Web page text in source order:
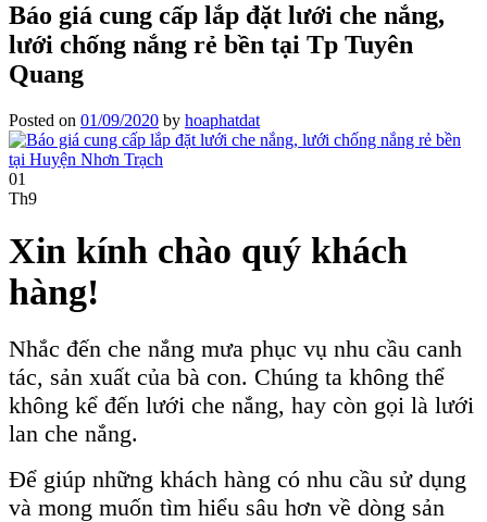
Báo giá cung cấp lắp đặt lưới che nắng,
lưới chống nắng rẻ bền tại Tp Tuyên
Quang
Posted on 01/09/2020 by hoaphatdat
01
Th9
Xin kính chào quý khách
hàng!
Nhắc đến che nắng mưa phục vụ nhu cầu canh
tác, sản xuất của bà con. Chúng ta không thể
không kể đến lưới che nắng, hay còn gọi là lưới
lan che nắng.
Để giúp những khách hàng có nhu cầu sử dụng
và mong muốn tìm hiểu sâu hơn về dòng sản